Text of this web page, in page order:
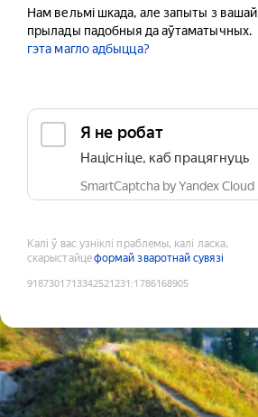
Нам вельмі шкада, але запыты з вашай
прылады падобныя да аўтаматычных.
гэта магло адбыцца?
Я не робат
Націсніце, каб працягнуць
SmartCaptcha by Yandex Cloud
Калі ў вас узніклі праблемы, калі ласка,
скарыстайцеформай зваротнай сувязі
9187301713342521231 :1786168905